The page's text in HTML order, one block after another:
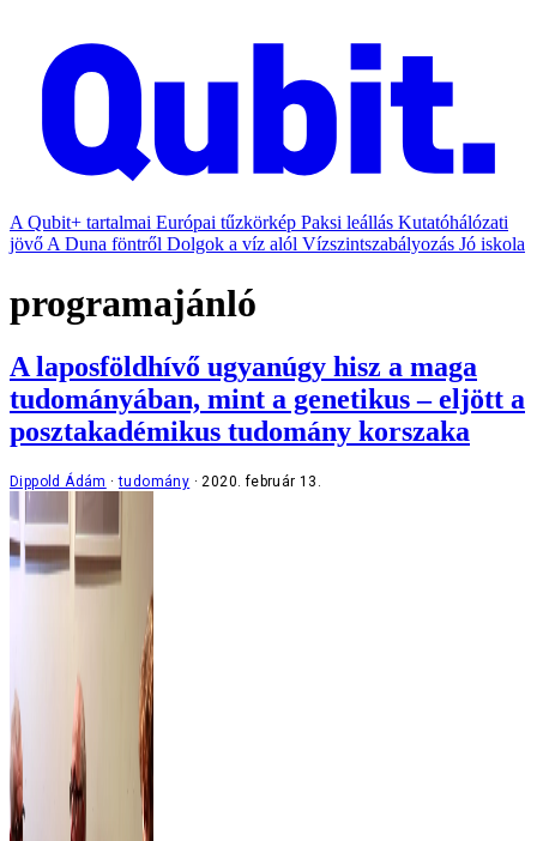
A Qubit+ tartalmai Európai tűzkörkép Paksi leállás Kutatóhálózati
jövő A Duna föntről Dolgok a víz alól Vízszintszabályozás Jó iskola
programajánló
A laposföldhívő ugyanúgy hisz a maga
tudományában, mint a genetikus – eljött a
posztakadémikus tudomány korszaka
Dippold Ádám tudomány 2020. február 13.